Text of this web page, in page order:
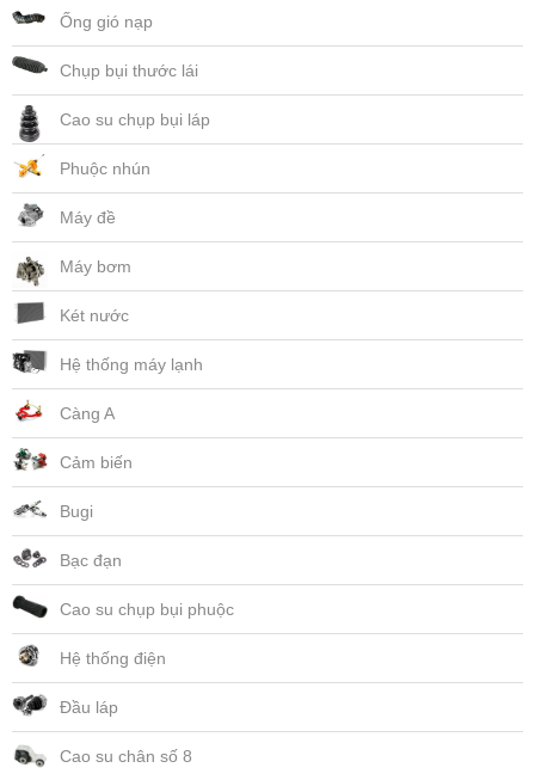
Ống gió nạp
Chụp bụi thước lái
Cao su chụp bụi láp
Phuộc nhún
Máy đề
Máy bơm
Két nước
Hệ thống máy lạnh
Càng A
Cảm biến
Bugi
Bạc đạn
Cao su chụp bụi phuộc
Hệ thống điện
Đầu láp
Cao su chân số 8